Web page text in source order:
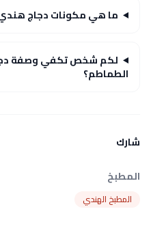
ما هي مكونات دجاج هندي
لكم شخص تكفي وصفة
الطماطم؟
شارك
المطبخ
المطبخ الهندي